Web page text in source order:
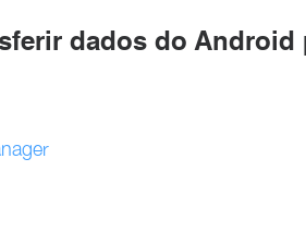
dados do Android